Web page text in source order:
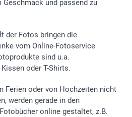
Geschmack und passend zu
der Fotos bringen die
vom Online-Fotoservice
sind u.a.
oder T-Shirts.
Ferien oder von Hochzeiten nicht
werden gerade in den
online gestaltet, z.B.